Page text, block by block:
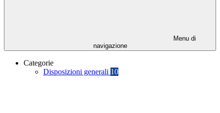
Menu di
navigazione
Categorie
Disposizioni generali 10